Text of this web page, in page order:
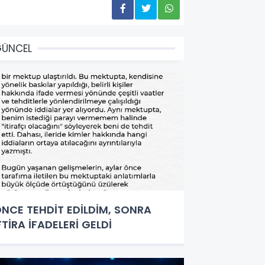
TEHDİT EDİLDİM, SONRA
İFADELERİ GELDİ